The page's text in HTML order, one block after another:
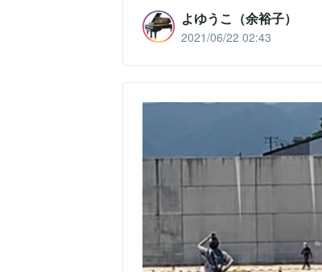
よゆうこ（余裕子）
2021/06/22 02:43